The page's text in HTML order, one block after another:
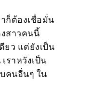
ก็ต้องเชื่อมั่น
สาวคนนี้
ยว แต่ยังเป็น
ราหวังเป็น
คนอื่นๆ ใน